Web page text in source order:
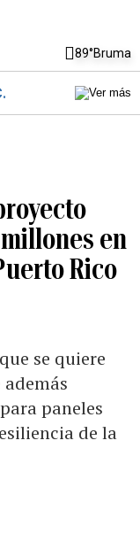
89°Bruma
en
Rico
se quiere
paneles
de la